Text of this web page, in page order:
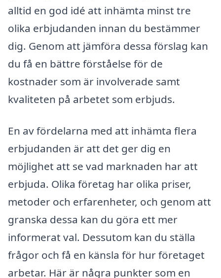
alltid en god idé att inhämta minst tre
olika erbjudanden innan du bestämmer
dig. Genom att jämföra dessa förslag kan
du få en bättre förståelse för de
kostnader som är involverade samt
kvaliteten på arbetet som erbjuds.
En av fördelarna med att inhämta flera
erbjudanden är att det ger dig en
möjlighet att se vad marknaden har att
erbjuda. Olika företag har olika priser,
metoder och erfarenheter, och genom att
granska dessa kan du göra ett mer
informerat val. Dessutom kan du ställa
frågor och få en känsla för hur företaget
arbetar. Här är några punkter som en